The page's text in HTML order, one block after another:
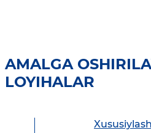
AMALGA
LOYIHALAR